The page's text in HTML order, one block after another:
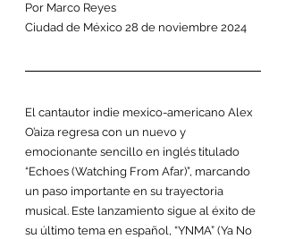
Por Marco Reyes
Ciudad de México 28 de noviembre 2024
El cantautor indie mexico-americano Alex
O’aiza regresa con un nuevo y
emocionante sencillo en inglés titulado
“Echoes (Watching From Afar)”, marcando
un paso importante en su trayectoria
musical. Este lanzamiento sigue al éxito de
su último tema en español, “YNMA” (Ya No